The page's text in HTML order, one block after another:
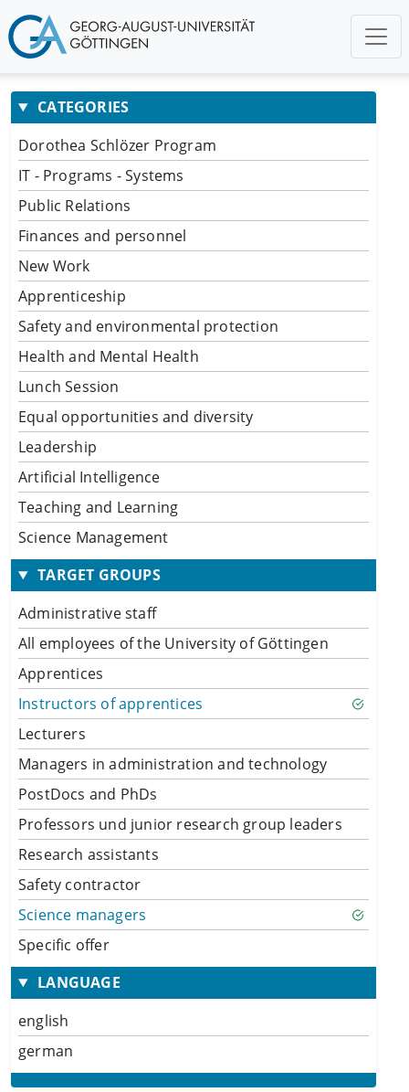
CATEGORIES
Dorothea Schlözer Program
IT - Programs - Systems
Public Relations
Finances and personnel
New Work
Apprenticeship
Safety and environmental protection
Health and Mental Health
Lunch Session
Equal opportunities and diversity
Leadership
Artificial Intelligence
Teaching and Learning
Science Management
TARGET GROUPS
Administrative staff
All employees of the University of Göttingen
Apprentices
Instructors of apprentices
Lecturers
Managers in administration and technology
PostDocs and PhDs
Professors und junior research group leaders
Research assistants
Safety contractor
Science managers
Specific offer
LANGUAGE
english
german